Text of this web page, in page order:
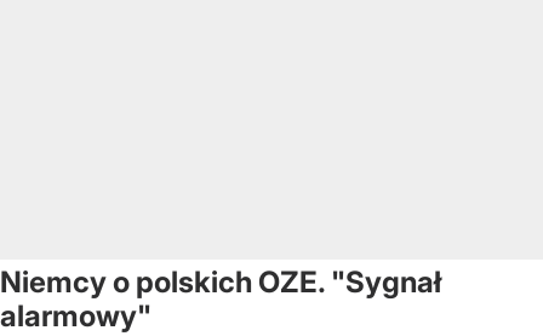
Niemcy o polskich OZE. "Sygnał
alarmowy"